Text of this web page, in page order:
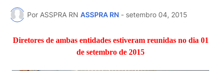
Por ASSPRA RN ASSPRA RN - setembro 04, 2015
Diretores de ambas entidades estiveram reunidas no dia 01
de setembro de 2015